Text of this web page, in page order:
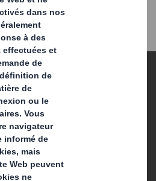
& Services
Merci de nous avoir contactés
pour un monde qui
parce que nous
avait un
le monde qui